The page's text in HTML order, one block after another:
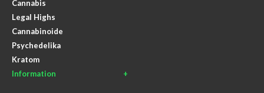
Cannabis
Legal Highs
Cannabinoide
Psychedelika
Kratom
Information